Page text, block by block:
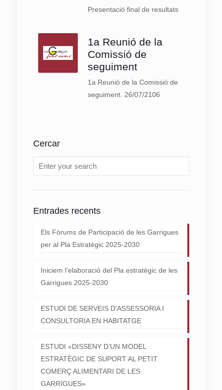
Presentació final de resultats
1a Reunió de la
Comissió de
seguiment
1a Reunió de la Comissió de
seguiment. 26/07/2106
Cercar
Entrades recents
Els Fòrums de Participació de les Garrigues
per al Pla Estratègic 2025-2030
Iniciem l’elaboració del Pla estratègic de les
Garrigues 2025-2030
ESTUDI DE SERVEIS D’ASSESSORIA I
CONSULTORIA EN HABITATGE
ESTUDI «DISSENY D’UN MODEL
ESTRATÈGIC DE SUPORT AL PETIT
COMERÇ ALIMENTARI DE LES
GARRIGUES»